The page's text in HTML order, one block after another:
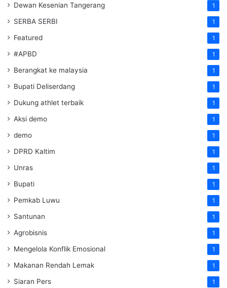
Dewan Kesenian Tangerang 1
SERBA SERBI 1
Featured 1
#APBD 1
Berangkat ke malaysia 1
Bupati Deliserdang 1
Dukung athlet terbaik 1
Aksi demo 1
demo 1
DPRD Kaltim 1
Unras 1
Bupati 1
Pemkab Luwu 1
Santunan 1
Agrobisnis 1
Mengelola Konflik Emosional 1
Makanan Rendah Lemak 1
Siaran Pers 1